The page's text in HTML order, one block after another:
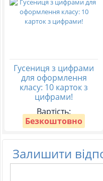
Гусениця з цифрами
для оформлення
класу: 10 карток з
цифрами!
Вартість:
Безкоштовно
Залишити